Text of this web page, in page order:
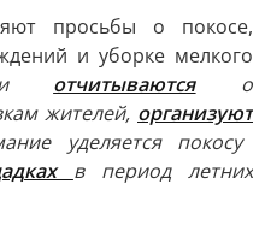
просьбы о покосе,
и уборке мелкого
отчитываютсяо
жителей, организуют
уделяется покосу
в период летних